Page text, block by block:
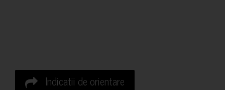
Indicatii de orientare